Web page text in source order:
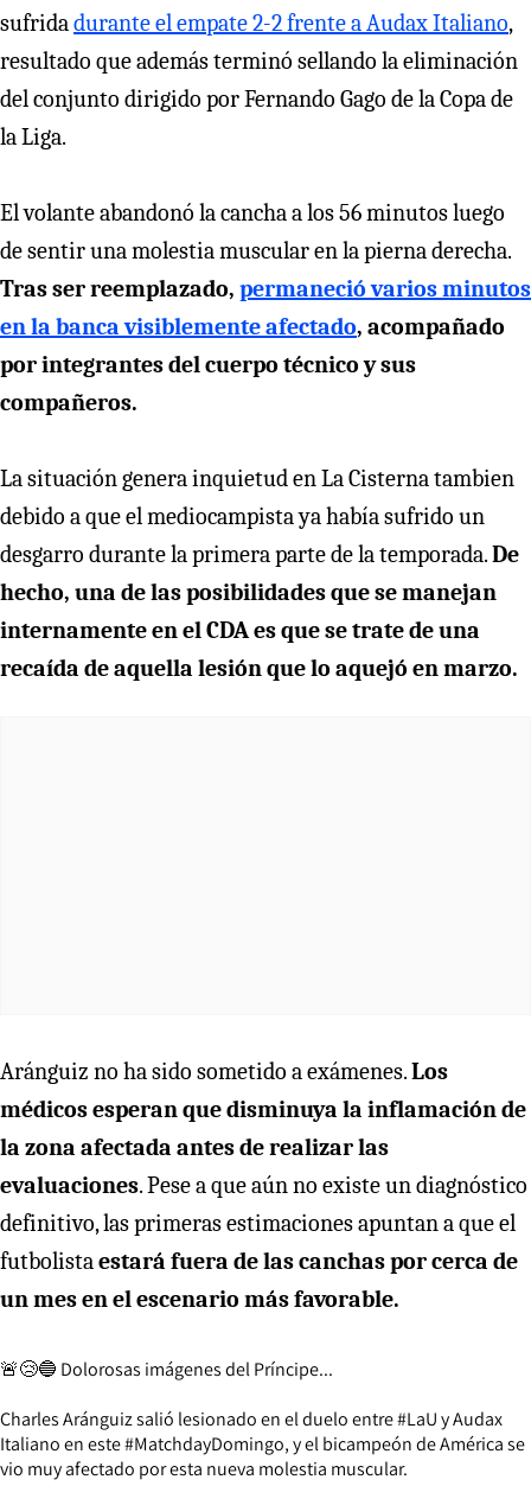
sufridadurante el empate 2-2 frente a Audax Italiano,
resultado que además terminó sellando la eliminación
del conjunto dirigido por Fernando Gago de la Copa de
la Liga.
El volante abandonó la cancha a los 56 minutos luego
de sentir una molestia muscular en la pierna derecha.
Tras ser reemplazado, permaneció varios minutos
en la banca visiblemente afectado, acompañado
por integrantes del cuerpo técnico y sus
compañeros.
La situación genera inquietud en La Cisterna tambien
debido a que el mediocampista ya había sufrido un
desgarro durante la primera parte de la temporada.De
hecho, una de las posibilidades que se manejan
internamente en el CDA es que se trate de una
recaída de aquella lesión que lo aquejó en marzo.
Aránguiz no ha sido sometido a exámenes.Los
médicos esperan que disminuya la inflamación de
la zona afectada antes de realizar las
evaluaciones. Pese a que aún no existe un diagnóstico
definitivo, las primeras estimaciones apuntan a que el
futbolistaestará fuera de las canchas por cerca de
un mes en el escenario más favorable.
🚨😢🔵 Dolorosas imágenes del Príncipe...
Charles Aránguiz salió lesionado en el duelo entre#LaUy Audax
Italiano en este#MatchdayDomingo, y el bicampeón de América se
vio muy afectado por esta nueva molestia muscular.